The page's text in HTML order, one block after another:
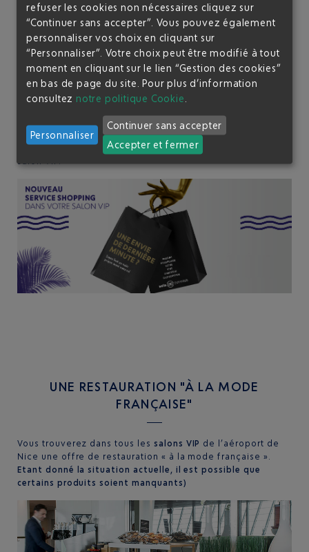
UNE ENVIE DE DERNIÈRE MINUTE ?
Soyez livré en main propre avant votre vol. Il est
désormais possible de passer commande de vos produits
préférés tout en restant tranquillement dans les salons VIP.
maquillage et soins, alcool et confiseries. Vous serez livré
directement par un conseiller de la boutique
FREEsous 20 minutes et vous réglerez vos achats dans le
UNE RESTAURATION "À LA MODE
FRANÇAISE"
Vous trouverez dans tous les salons VIP de l’aéroport de
Nice une offre de restauration « à la mode française ».
Etant donné la situation actuelle, il est possible que
certains produits soient manquants)
refuser les cookies non nécessaires cliquez sur
“Continuer sans accepter”. Vous pouvez également
personnaliser vos choix en cliquant sur
“Personnaliser”. Votre choix peut être modifié à tout
moment en cliquant sur le lien “Gestion des cookies”
en bas de page du site.Pour plus d’information
consultez notre politique Cookie
Personnaliser
Continuer sans accepter
Accepter et fermer